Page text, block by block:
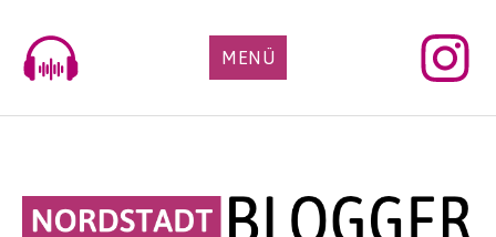
content
MENÜ